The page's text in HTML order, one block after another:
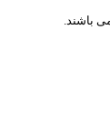
باشند.